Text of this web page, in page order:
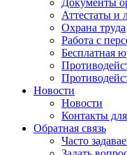
Аттестаты и
Охрана труда
Работа с
Бесплатная
Новости
Новости
Контакты
Обратная связь
Часто